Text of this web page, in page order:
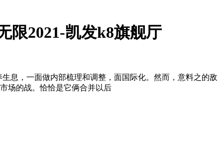
限2021-凯发k8旗舰厅
息，一面做内部梳理和调整，面国际化。然而，意料之的敌
场的战。恰恰是它俩合并以后